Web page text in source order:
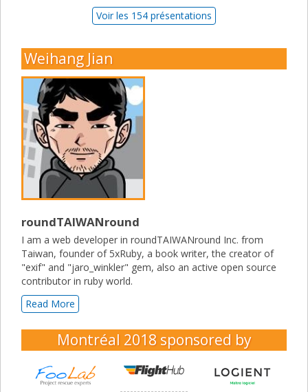
Voir les 154 présentations
Weihang Jian
roundTAIWANround
I am a web developer in roundTAIWANround Inc. from
Taiwan, founder of 5xRuby, a book writer, the creator of
"exif" and "jaro_winkler" gem, also an active open source
contributor in ruby world.
Read More
Montréal 2018 sponsored by